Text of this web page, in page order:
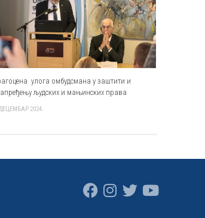
улога омбудсмана у заштити и
људских и мањинских права
2024.